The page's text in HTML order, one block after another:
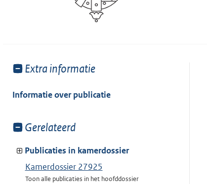
Toon
van:
Extra informatie
Informatie over publicatie
Toon
van:
Gerelateerd
Publicaties in kamerdossier
Kamerdossier 27925
Toon alle publicaties in het hoofddossier